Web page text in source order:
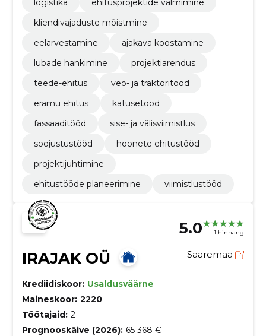
kliendivajaduste mõistmine
eelarvestamine
ajakava koostamine
lubade hankimine
projektiarendus
teede-ehitus
veo- ja traktoritööd
eramu ehitus
katusetööd
fassaaditööd
sise- ja välisviimistlus
soojustustööd
hoonete ehitustööd
projektijuhtimine
ehitustööde planeerimine
viimistlustööd
5.0 1 hinnang
IRAJAK OÜ Saaremaa
Krediidiskoor: Usaldusväärne
Maineskoor: 2220
Töötajaid: 2
Prognooskäive (2026): 65 368 €